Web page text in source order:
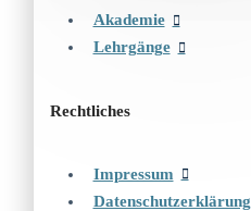
Akademie
Lehrgänge
Rechtliches
Impressum
Datenschutzerklärung